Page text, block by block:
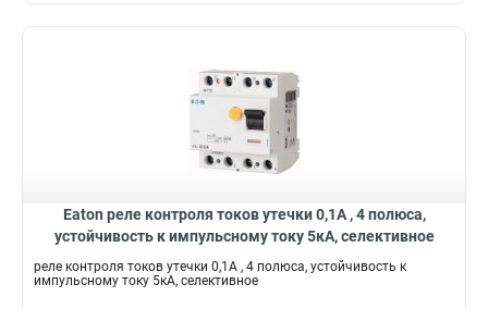
Eaton реле контроля токов утечки 0,1А , 4 полюса,
устойчивость к импульсному току 5кА, селективное
PFR2-1-S/A
реле контроля токов утечки 0,1А , 4 полюса, устойчивость к
импульсному току 5кА, селективное